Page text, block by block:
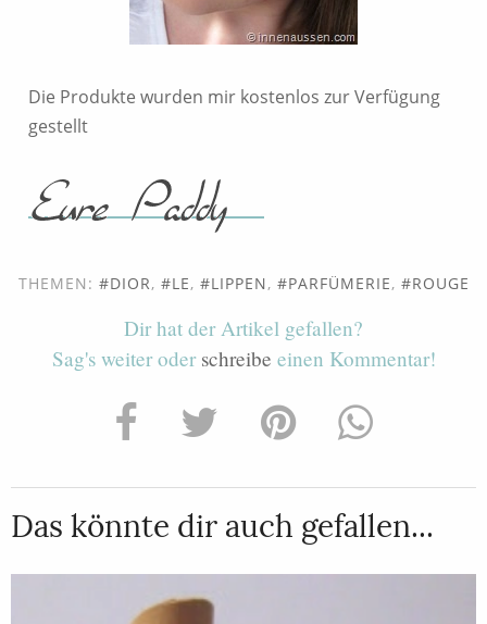
Die Produkte wurden mir kostenlos zur Verfügung
gestellt
THEMEN: DIOR, LE, LIPPEN, PARFÜMERIE, ROUGE
Dir hat der Artikel gefallen?
Sag's weiter oder schreibe einen Kommentar!
Das könnte dir auch gefallen...